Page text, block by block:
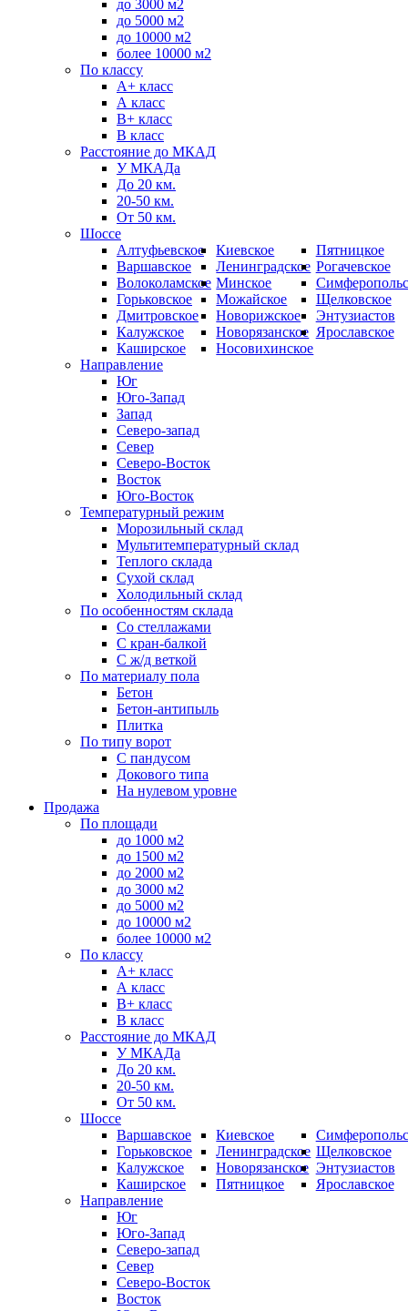
до 3000 м2
до 5000 м2
до 10000 м2
более 10000 м2
По классу
А+ класс
А класс
B+ класс
В класс
Расстояние до МКАД
У МКАДа
До 20 км.
20-50 км.
От 50 км.
Шоссе
Алтуфьевское
Варшавское
Волоколамское
Горьковское
Дмитровское
Калужское
Каширское
Киевское
Ленинградское
Минское
Можайское
Новорижское
Новорязанское
Носовихинское
Пятницкое
Рогачевское
Щелковское
Энтузиастов
Ярославское
Направление
Юг
Юго-Запад
Запад
Северо-запад
Север
Северо-Восток
Восток
Юго-Восток
Температурный режим
Морозильный склад
Мультитемпературный склад
Теплого склада
Сухой склад
Холодильный склад
По особенностям склада
Со стеллажами
С кран-балкой
С ж/д веткой
По материалу пола
Бетон
Бетон-антипыль
Плитка
По типу ворот
С пандусом
Докового типа
На нулевом уровне
Продажа
По площади
до 1000 м2
до 1500 м2
до 2000 м2
до 3000 м2
до 5000 м2
до 10000 м2
более 10000 м2
По классу
A+ класс
А класс
В+ класс
B класс
Расстояние до МКАД
У МКАДа
До 20 км.
20-50 км.
От 50 км.
Шоссе
Варшавское
Горьковское
Калужское
Каширское
Киевское
Ленинградское
Новорязанское
Пятницкое
Щелковское
Энтузиастов
Ярославское
Направление
Юг
Юго-Запад
Северо-запад
Север
Северо-Восток
Восток